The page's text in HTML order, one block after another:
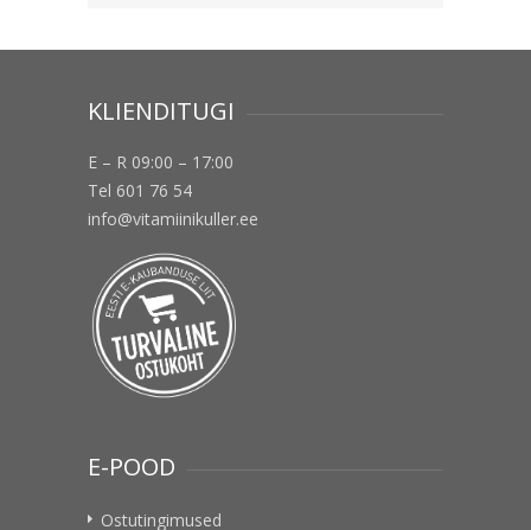
KLIENDITUGI
E – R 09:00 – 17:00
Tel 601 76 54
info@vitamiinikuller.ee
E-POOD
Ostutingimused